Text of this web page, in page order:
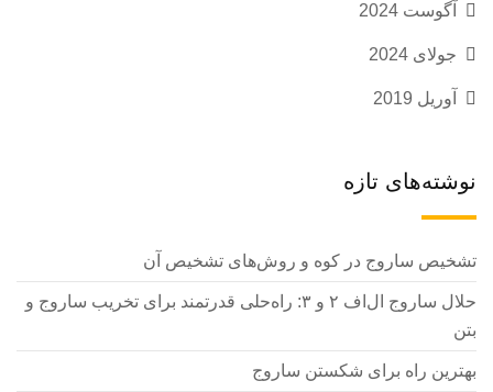
آگوست 2024
جولای 2024
آوریل 2019
نوشته‌های تازه
تشخیص ساروج در کوه و روش‌های تشخیص آن
حلال ساروج ال‌اف ۲ و ۳: راه‌حلی قدرتمند برای تخریب ساروج و
بتن
بهترین راه برای شکستن ساروج